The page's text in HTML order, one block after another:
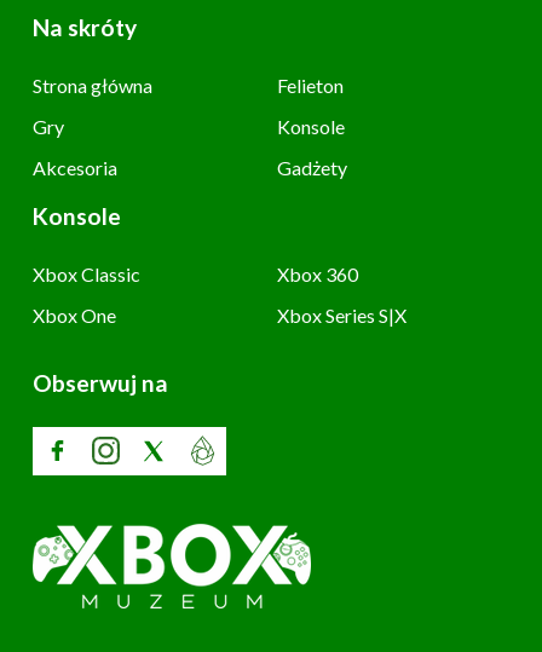
Na skróty
Strona główna
Felieton
Gry
Konsole
Akcesoria
Gadżety
Konsole
Xbox Classic
Xbox 360
Xbox One
Xbox Series S|X
Obserwuj na